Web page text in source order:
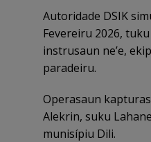
Autoridade DSIK
Fevereiru 2026,
instrusaun ne’e,
paradeiru.
Operasaun
Alekrin, suku
munisípiu Dili.